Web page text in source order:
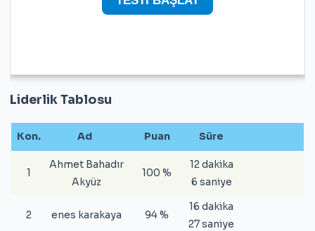
Liderlik Tablosu
Kon. Ad Puan Süre
1
Ahmet Bahadır
Akyüz
100 %
12 dakika
6 saniye
2 enes karakaya 94 %
16 dakika
27 saniye